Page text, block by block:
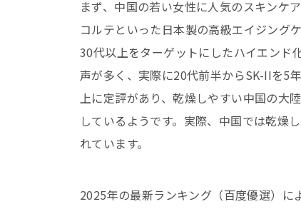
まず、中国の若い女性に人気のスキンケ
コルテといった日本製の高級エイジング
30代以上をターゲットにしたハイエンド
声が多く、実際に20代前半からSK-IIを5
上に定評があり、乾燥しやすい中国の大
しているようです。実際、中国では乾燥
れています。
2025年の最新ランキング（百度優選）に